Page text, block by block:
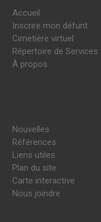
Accueil
Inscrire mon défunt
Cimetière virtuel
Répertoire de Services
À propos
Nouvelles
Références
Liens utiles
Plan du site
Carte interactive
Nous joindre